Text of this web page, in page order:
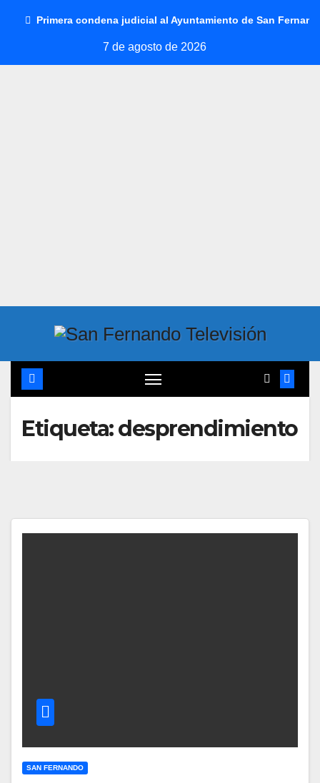
Primera condena judicial al Ayuntamiento de San
7 de agosto de 2026
Etiqueta:desprendimiento
SAN FERNANDO